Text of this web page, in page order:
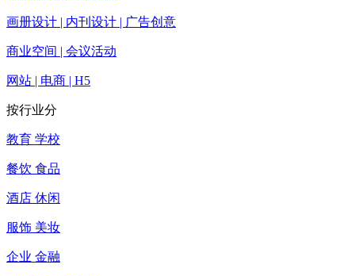
画册设计 | 内刊设计 | 广告创意
商业空间 | 会议活动
网站 | 电商 | H5
按行业分
教育 学校
餐饮 食品
酒店 休闲
服饰 美妆
企业 金融